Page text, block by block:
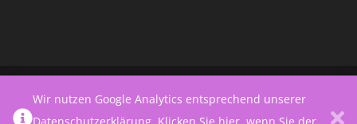
Wir nutzen Google Analytics entsprechend unserer